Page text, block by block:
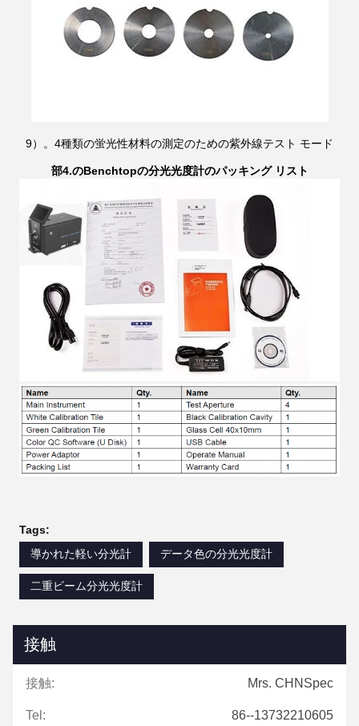
9）。4種類の蛍光性材料の測定のための紫外線テスト モード
部4.のBenchtopの分光光度計のパッキング リスト
Tags:
導かれた軽い分光計
データ色の分光光度計
二重ビーム分光光度計
接触
接触: Mrs. CHNSpec
Tel: 86--13732210605